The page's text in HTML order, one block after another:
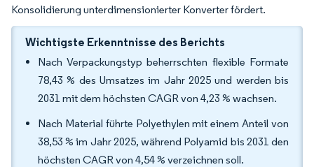
Konsolidierung unterdimensionierter Konverter fördert.
Wichtigste Erkenntnisse des Berichts
Nach Verpackungstyp beherrschten flexible Formate
78,43 % des Umsatzes im Jahr 2025 und werden bis
2031 mit dem höchsten CAGR von 4,23 % wachsen.
Nach Material führte Polyethylen mit einem Anteil von
38,53 % im Jahr 2025, während Polyamid bis 2031 den
höchsten CAGR von 4,54 % verzeichnen soll.